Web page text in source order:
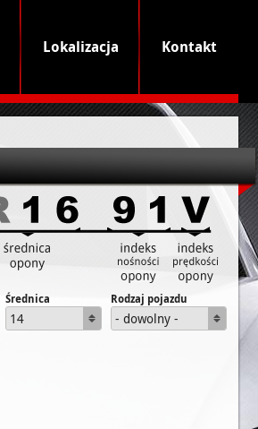
Lokalizacja Kontakt
Średnica
14
Rodzaj pojazdu
- dowolny -